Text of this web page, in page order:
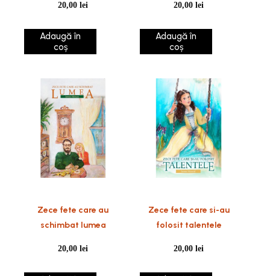
20,00lei
Adaugă în
coș
20,00lei
Adaugă în
coș
Zece fete care au
schimbat lumea
20,00lei
Zece fete care si-au
folosit talentele
20,00lei